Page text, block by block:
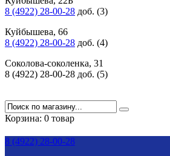
8 (4922) 28-00-28 доб. (3)
Куйбышева, 66
8 (4922) 28-00-28 доб. (4)
Соколова-соколенка, 31
8 (4922) 28-00-28 доб. (5)
Корзина: 0 товар
8 (4922) 28-00-28